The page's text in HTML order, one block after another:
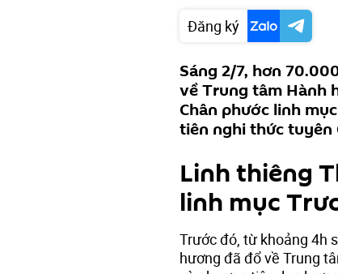
Đăng ký
Sáng 2/7, hơn
về Trung tâm Hành
Chân phước linh
tiên nghi thức tuyên
Linh thiêng
linh mục
Trước đó, từ khoảng 4h
hương đã đổ về Trung